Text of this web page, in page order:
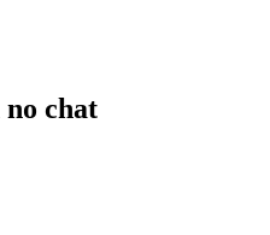
no chat